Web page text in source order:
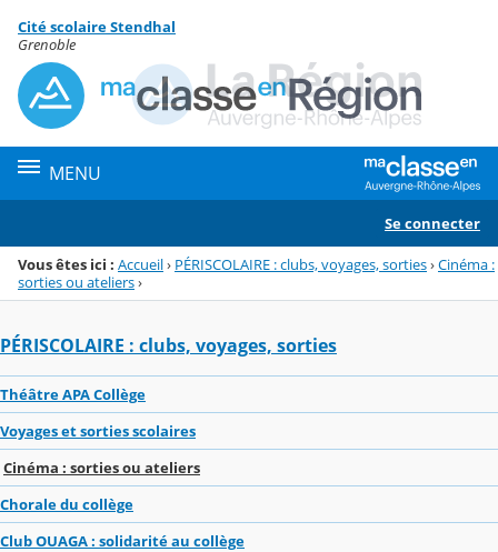
Menu de la rubrique
Contenu
Cité scolaire Stendhal
Grenoble
MENU
Se connecter
Vous êtes ici : Accueil› PÉRISCOLAIRE : clubs, voyages, sorties›Cinéma :
sorties ou ateliers›
PÉRISCOLAIRE : clubs, voyages, sorties
Théâtre APA Collège
Voyages et sorties scolaires
Cinéma : sorties ou ateliers
Chorale du collège
Club OUAGA : solidarité au collège